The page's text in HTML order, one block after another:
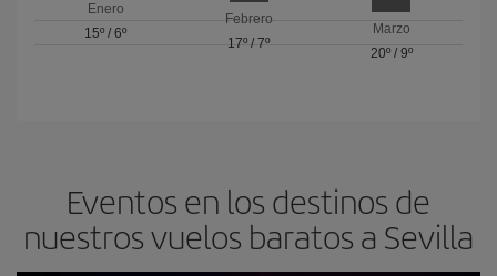
Enero
15º /6º
Febrero
17º / 7º
Marzo
20º/ 9º
Eventos en los destinos de
nuestros vuelos baratos a Sevilla